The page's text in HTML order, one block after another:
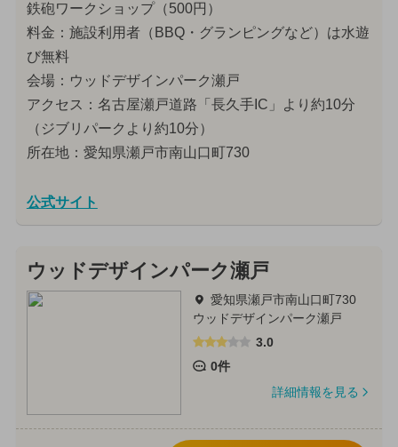
鉄砲ワークショップ（500円）
料金：施設利用者（BBQ・グランピングなど）は水遊
び無料
会場：ウッドデザインパーク瀬戸
アクセス：名古屋瀬戸道路「長久手IC」より約10分
（ジブリパークより約10分）
所在地：愛知県瀬戸市南山口町730
公式サイト
ウッドデザインパーク瀬戸
愛知県瀬戸市南山口町730
ウッドデザインパーク瀬戸
3.0
0件
詳細情報を見る